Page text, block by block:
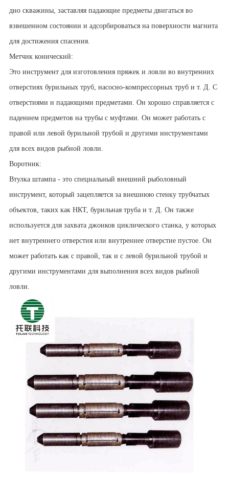
дно скважины, заставляя падающие предметы двигаться во
взвешенном состоянии и адсорбироваться на поверхности магнита
для достижения спасения.
Метчик конический:
Это инструмент для изготовления пряжек и ловли во внутренних
отверстиях бурильных труб, насосно-компрессорных труб и т. Д. С
отверстиями и падающими предметами. Он хорошо справляется с
падением предметов на трубы с муфтами. Он может работать с
правой или левой бурильной трубой и другими инструментами
для всех видов рыбной ловли.
Воротник:
Втулка штампа - это специальный внешний рыболовный
инструмент, который зацепляется за внешнюю стенку трубчатых
объектов, таких как НКТ, бурильная труба и т. Д. Он также
используется для захвата джонков циклического станка, у которых
нет внутреннего отверстия или внутреннее отверстие пустое. Он
может работать как с правой, так и с левой бурильной трубой и
другими инструментами для выполнения всех видов рыбной
ловли.